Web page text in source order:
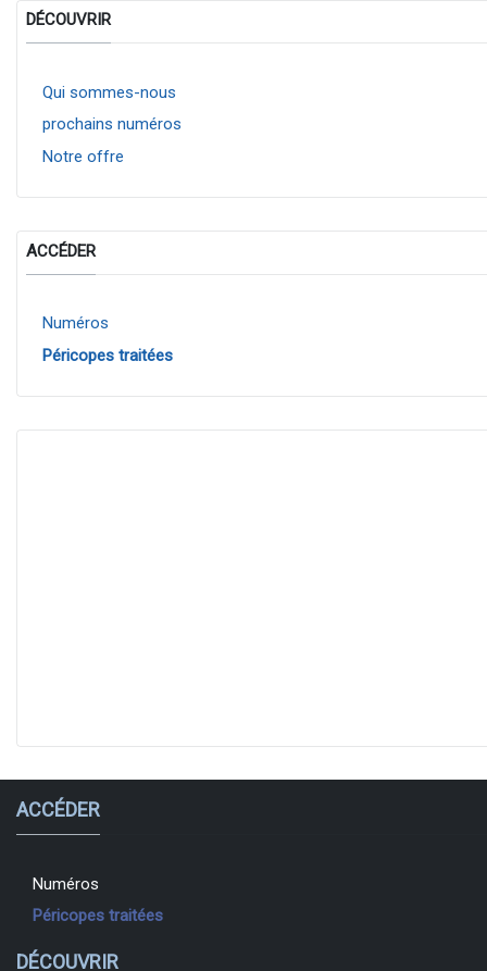
DÉCOUVRIR
Qui sommes-nous
prochains numéros
Notre offre
ACCÉDER
Numéros
Péricopes traitées
ACCÉDER
Numéros
Péricopes traitées
DÉCOUVRIR